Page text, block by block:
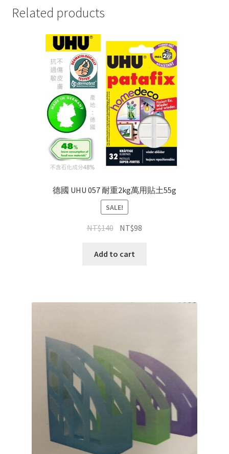
Related products
德國 UHU 057 耐重2kg萬用貼土55g
SALE!
NT$140 NT$98
Add to cart